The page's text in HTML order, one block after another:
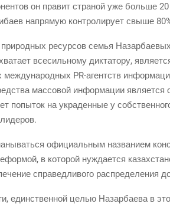
он пра­вит стра­ной уже боль­ше
напря­мую кон­тро­ли­ру­ет свы­ше
при­род­ных ресур­сов семья
все­силь­но­му дик­та­то­ру,
меж­ду­на­род­ных PR-агентств
мас­со­вой инфор­ма­ции
попы­ток на укра­ден­ные у
офи­ци­аль­ным назва­ни­ем
в кото­рой нуж­да­ет­ся
спра­вед­ли­во­го рас­пре­де­ле­ния
един­ствен­ной целью Назар­ба­е­ва в